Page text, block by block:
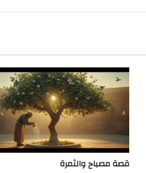
قصة مصباح والثمرة